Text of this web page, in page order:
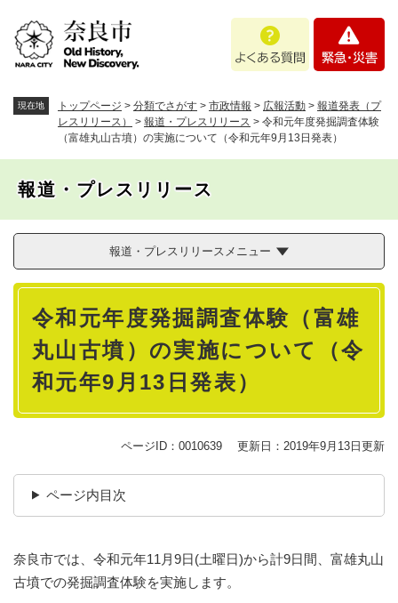
。
あ
問
・
現在地 トップページ > 分類でさがす > 市政情報 > 広報活動 > 報道発表（プ
レスリリース）
> 報道・プレスリリース > 令和元年度発掘調査体験
（富雄丸山古墳）の実施について（令和元年9月13日発表）
報道・プレスリリース
報道・プレスリリースメニュー
本
令和元年度発掘調査体験（富雄
丸山古墳）の実施について（令
和元年9月13日発表）
ページID：0010639 更新日：2019年9月13日更新
ページ内目次
奈良市では、令和元年11月9日(土曜日)から計9日間、富雄丸山
古墳での発掘調査体験を実施します。